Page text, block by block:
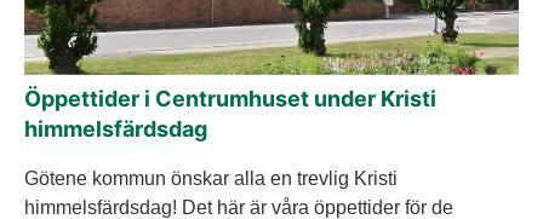
Öppettider i Centrumhuset under Kristi
himmelsfärdsdag
Götene kommun önskar alla en trevlig Kristi
himmelsfärdsdag! Det här är våra öppettider för de